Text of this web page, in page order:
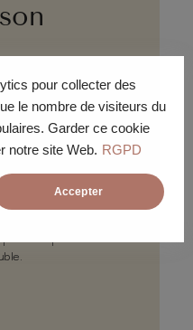
pour collecter des
le nombre de visiteurs du
Garder ce cookie
notre site Web. RGPD
Accepter
ÉCO
ou pied